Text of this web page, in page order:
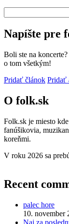
Napíšte pre
Boli ste na
o tom všetkým!
Pridať článok Pridať
O folk.sk
Folk.sk je miesto
fanúšikovia,
koreňmi.
V roku 2026 sa
Recent
palec hore
10. november
Naj za